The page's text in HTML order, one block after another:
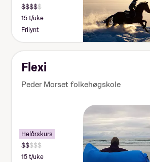
15 t/uke
Frilynt
Flexi
Peder Morset folkehøgskole
Helårskurs
15 t/uke